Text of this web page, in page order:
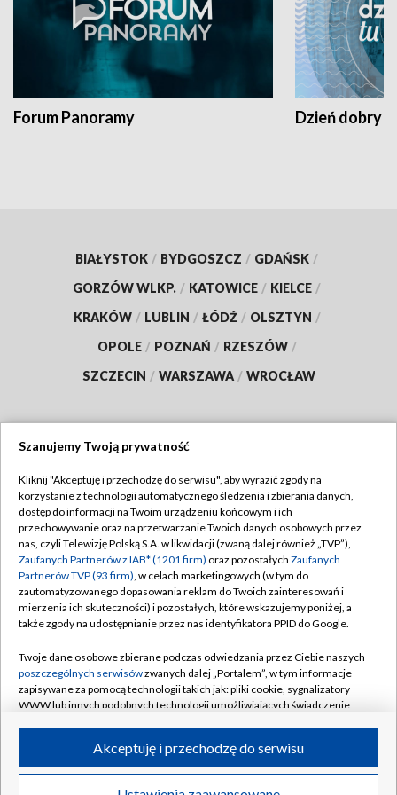
Forum Panoramy Dzień dobry
BIAŁYSTOK / BYDGOSZCZ / GDAŃSK /
GORZÓW WLKP. / KATOWICE / KIELCE /
KRAKÓW / LUBLIN / ŁÓDŹ / OLSZTYN /
OPOLE / POZNAŃ / RZESZÓW /
SZCZECIN / WARSZAWA / WROCŁAW
TVP
Abonament TVP
Emisja w TVP
Centrum informacji TVP
Naziemna Telewizja Cyfrowa
Rada Programowa
System NOS
Informacje o nadawcy
Program dla prasy
Regulamin TVP
Polityka prywatności
Moje zgody
Pomoc
Kontakt
Kanały
©2026 Telewizja Polska S.A. w likwidacji
Szanujemy Twoją prywatność
Kliknij "Akceptuję i przechodzę do serwisu", aby wyrazić zgody na
korzystanie z technologii automatycznego śledzenia i zbierania danych,
dostęp do informacji na Twoim urządzeniu końcowym i ich
przechowywanie oraz na przetwarzanie Twoich danych osobowych przez
nas, czyli Telewizję Polską S.A. w likwidacji (zwaną dalej również „TVP”),
Zaufanych Partnerów z IAB* (1201 firm) oraz pozostałych Zaufanych
Partnerów TVP (93 firm), w celach marketingowych (w tym do
zautomatyzowanego dopasowania reklam do Twoich zainteresowań i
mierzenia ich skuteczności) i pozostałych, które wskazujemy poniżej, a
także zgody na udostępnianie przez nas identyfikatora PPID do Google.
Twoje dane osobowe zbierane podczas odwiedzania przez Ciebie naszych
poszczególnych serwisówzwanych dalej „Portalem”, w tym informacje
zapisywane za pomocą technologii takich jak: pliki cookie, sygnalizatory
WWW lub innych podobnych technologii umożliwiających świadczenie
ruchu w Internecie.
Twoje dane osobowe zbierane podczas odwiedzania przez Ciebie
Akceptuję i przechodzę do serwisu